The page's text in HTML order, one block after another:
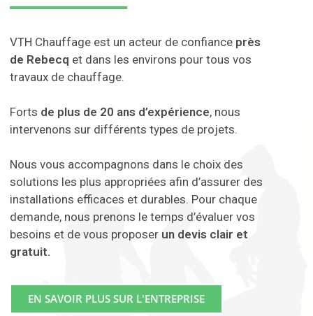
VTH Chauffage est un acteur de confiance près
de Rebecq et dans les environs pour tous vos
travaux de chauffage.
Forts de plus de 20 ans d’expérience, nous
intervenons sur différents types de projets.
Nous vous accompagnons dans le choix des
solutions les plus appropriées afin d’assurer des
installations efficaces et durables. Pour chaque
demande, nous prenons le temps d’évaluer vos
besoins et de vous proposer un devis clair et
gratuit.
EN SAVOIR PLUS SUR L'ENTREPRISE